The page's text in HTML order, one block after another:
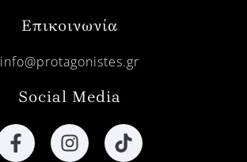
Επικοινωνία
info@protagonistes.gr
Social Media